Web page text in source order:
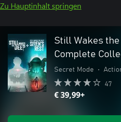
Zu Hauptinhalt springen
Still Wakes the
Complete
Secret Mode •
47
€ 39,99+